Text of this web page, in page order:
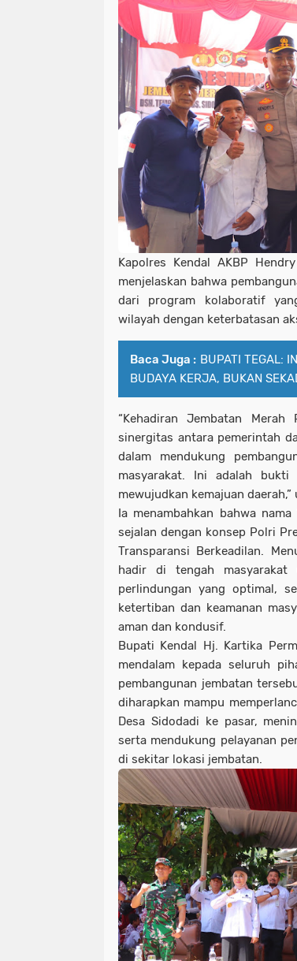
Kapolres Kendal AKBP
menjelaskan bahwa
dari program kolaboratif
wilayah dengan keterbatasan
Baca Juga : BUPATI TEGAL:
BUDAYA KERJA, BUKAN
“Kehadiran Jembatan
sinergitas antara pemerintah
dalam mendukung
masyarakat. Ini adalah
mewujudkan kemajuan daerah,”
Ia menambahkan bahwa
sejalan dengan konsep Polri
Transparansi Berkeadilan.
hadir di tengah masyarakat
perlindungan yang optimal,
ketertiban dan keamanan
aman dan kondusif.
Bupati Kendal Hj. Kartika
mendalam kepada seluruh
pembangunan jembatan
diharapkan mampu
Desa Sidodadi ke pasar,
serta mendukung pelayanan
di sekitar lokasi jembatan.